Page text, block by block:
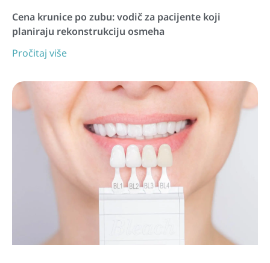
Cena krunice po zubu: vodič za pacijente koji
planiraju rekonstrukciju osmeha
Pročitaj više